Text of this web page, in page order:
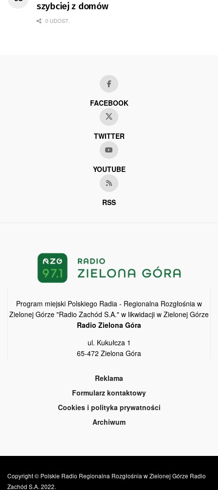
szybciej z domów
0 UDOST.
FACEBOOK
TWITTER
YOUTUBE
RSS
Program miejski Polskiego Radia - Regionalna Rozgłośnia w
Zielonej Górze "Radio Zachód S.A." w likwidacji w Zielonej Górze
Radio Zielona Góra
ul. Kukułcza 1
65-472 Zielona Góra
Reklama
Formularz kontaktowy
Cookies i polityka prywatności
Archiwum
Copyright © Polskie Radio Regionalna Rozgłośnia w Zielonej Górze Radio
Zachód S.A. 2022.